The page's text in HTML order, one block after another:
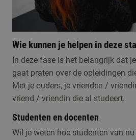
Wie kunnen je helpen in deze
In deze fase is het belangrijk dat
gaat praten over de opleidingen
Met je ouders, je vrienden /
vriend / vriendin die al studeert.
Studenten en docenten
Wil je weten hoe studenten van